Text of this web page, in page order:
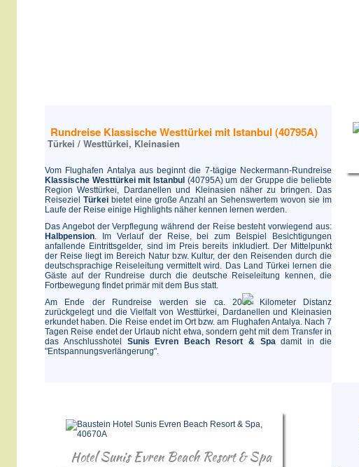
Rundreise Klassische Westtürkei mit Istanbul (40795A)
Türkei / Westtürkei, Kleinasien
Vom Flughafen Antalya aus beginnt die 7-tägige Neckermann-Rundreise
Klassische Westtürkei mit Istanbul (40795A) um der Gruppe die beliebte
Region Westtürkei, Dardanellen und Kleinasien näher zu bringen. Das
Reiseziel Türkeibietet eine große Anzahl an Sehenswertem wovon sie im
Laufe der Reise einige Highlights näher kennen lernen werden.
Das Angebot der Verpflegung während der Reise besteht vorwiegend aus:
Halbpension. Im Verlauf der Reise, bei zum Beispiel Besichtigungen
anfallende Eintrittsgelder, sind im Preis bereits inkludiert. Der Mittelpunkt
der Reise liegt im Bereich Natur bzw. Kultur, der den Reisenden durch die
deutschsprachige Reiseleitung vermittelt wird. Das Land Türkei lernen die
Gäste auf der Rundreise durch die deutsche Reiseleitung kennen, die
Fortbewegung findet primär mit dem Bus statt.
Am Ende der Rundreise werden sie ca. 2065 Kilometer Distanz
zurückgelegt und die Vielfalt von Westtürkei, Dardanellen und Kleinasien
erkundet haben. Die Reise endet im Ort bzw. am Flughafen Antalya. Nach 7
Tagen Reise endet der Urlaub nicht etwa, sondern geht mit dem Transfer in
das Anschlusshotel Sunis Evren Beach Resort & Spadamit in die
"Entspannungsverlängerung".
Hotel Sunis Evren Beach Resort & Spa